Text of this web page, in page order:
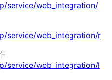
service/web_integration/
service/web_integration/r
service/web_integration/l